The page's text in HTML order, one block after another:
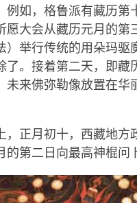
例如，格鲁派有藏历第
愿大会从藏历元月的第
）举行传统的用朵玛驱
了。接着第二天，即藏
未来佛弥勒像放置在华
正月初十，西藏地方
第二日向最高神棍问